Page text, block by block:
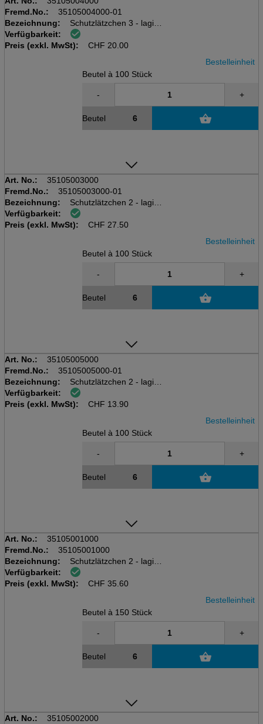
Fremd.No.:
35105004000-01
Bezeichnung:
Schutzlätzchen 3 - lagig
Beutel à 100 Stk
38x70 cm, Serenity Care
Verfügbarkeit:
Preis (exkl. MwSt):
CHF 20.00
Bestelleinheit
Beutel à 100 Stück
- +
Beutel
Art. No.:
35105003000
Fremd.No.:
35105003000-01
Bezeichnung:
Schutzlätzchen 2 - lagig
Beutel à 100 Stk
38x70 cm, Serenity Care
Verfügbarkeit:
Preis (exkl. MwSt):
CHF 27.50
Bestelleinheit
Beutel à 100 Stück
- +
Beutel
Art. No.:
35105005000
Fremd.No.:
35105005000-01
Bezeichnung:
Schutzlätzchen 2 - lagig
Beutel à 100 Stk
38x60 cm, Serenity Care
Verfügbarkeit:
Preis (exkl. MwSt):
CHF 13.90
Bestelleinheit
Beutel à 100 Stück
- +
Beutel
Art. No.:
35105001000
Fremd.No.:
35105001000
Bezeichnung:
Schutzlätzchen 2 - lagig
Beutel à 150 Stk
38x50 cm, Serenity Care
Verfügbarkeit:
Preis (exkl. MwSt):
CHF 35.60
Bestelleinheit
Beutel à 150 Stück
- +
Beutel
Art. No.:
35105002000